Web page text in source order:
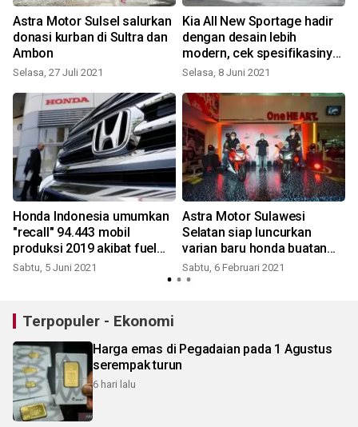
Astra Motor Sulsel salurkan
donasi kurban di Sultra dan
Ambon
Selasa, 27 Juli 2021
Kia All New Sportage hadir
dengan desain lebih
modern, cek spesifikasinya
disini
Selasa, 8 Juni 2021
Honda Indonesia umumkan
"recall" 94.443 mobil
produksi 2019 akibat fuel
pump bermasalah, cek jenis
Sabtu, 5 Juni 2021
Astra Motor Sulawesi
Selatan siap luncurkan
varian baru honda buatan
Jepang
Sabtu, 6 Februari 2021
Terpopuler - Ekonomi
Harga emas di Pegadaian pada 1 Agustus
serempak turun
6 hari lalu